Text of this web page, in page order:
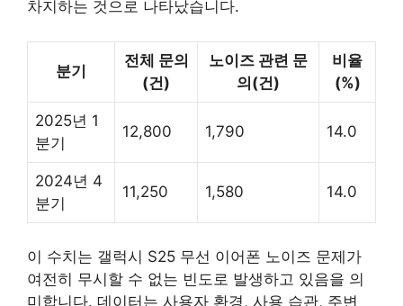
차지하는 것으로 나타났습니다.
분기
전체 문의
(건)
노이즈 관련 문
의(건)
비율
(%)
2025년 1
분기
12,800 1,790 14.0
2024년 4
분기
11,250 1,580 14.0
이 수치는 갤럭시 S25 무선 이어폰 노이즈 문제가
여전히 무시할 수 없는 빈도로 발생하고 있음을 의
미합니다. 데이터는 사용자 환경, 사용 습관, 주변